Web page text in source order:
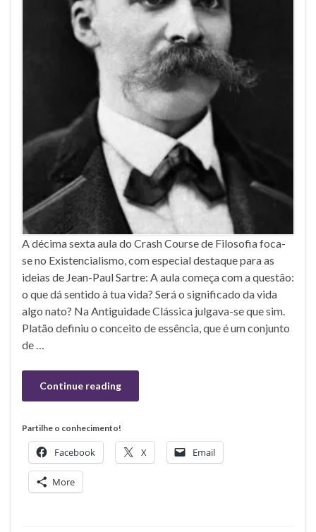
A décima sexta aula do Crash Course de Filosofia foca-
se no Existencialismo, com especial destaque para as
ideias de Jean-Paul Sartre: A aula começa com a questão:
o que dá sentido à tua vida? Será o significado da vida
algo nato? Na Antiguidade Clássica julgava-se que sim.
Platão definiu o conceito de essência, que é um conjunto
de …
Continue reading
Partilhe o conhecimento!
Facebook X Email
More